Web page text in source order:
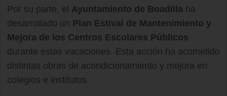
Por su parte, el Ayuntamiento de Boadilla ha
desarrollado un Plan Estival de Mantenimiento y
Mejora de los Centros Escolares Públicos
durante estas vacaciones. Esta acción ha acometido
distintas obras de acondicionamiento y mejora en
colegios e institutos.